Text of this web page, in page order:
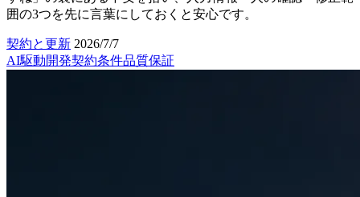
囲の3つを先に言葉にしておくと安心です。
契約と更新 2026/7/7
AI駆動開発契約条件品質保証